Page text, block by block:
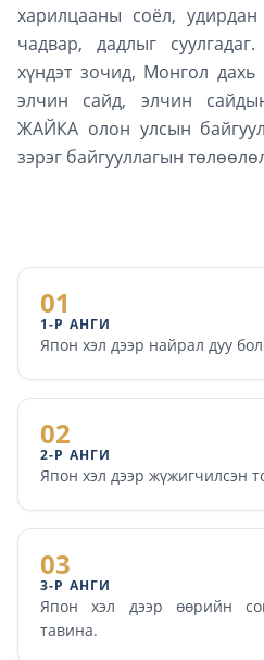
харилцааны соёл,
чадвар, дадлыг
хүндэт зочид, Монгол
элчин сайд, элчин
ЖАЙКА олон улсын
зэрэг байгууллагын
01
1-Р АНГИ
Япон хэл дээр найрал дуу
02
2-Р АНГИ
Япон хэл дээр жүжигчилсэн
03
3-Р АНГИ
Япон хэл дээр өөрийн
тавина.